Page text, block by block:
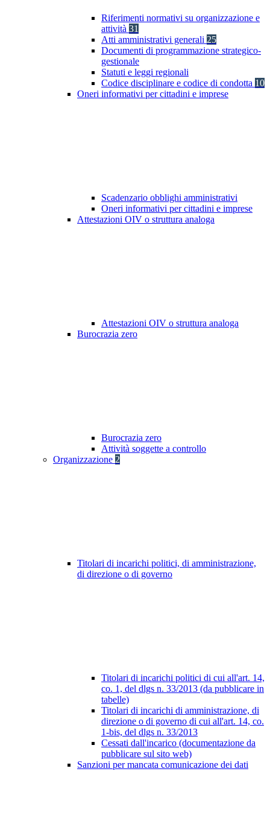
Riferimenti normativi su organizzazione e
attività 31
Atti amministrativi generali 25
Documenti di programmazione strategico-
gestionale
Statuti e leggi regionali
Codice disciplinare e codice di condotta 10
Oneri informativi per cittadini e imprese
Scadenzario obblighi amministrativi
Oneri informativi per cittadini e imprese
Attestazioni OIV o struttura analoga
Attestazioni OIV o struttura analoga
Burocrazia zero
Burocrazia zero
Attività soggette a controllo
Organizzazione 2
Titolari di incarichi politici, di amministrazione,
di direzione o di governo
Titolari di incarichi politici di cui all'art. 14,
co. 1, del dlgs n. 33/2013 (da pubblicare in
tabelle)
Titolari di incarichi di amministrazione, di
direzione o di governo di cui all'art. 14, co.
1-bis, del dlgs n. 33/2013
Cessati dall'incarico (documentazione da
pubblicare sul sito web)
Sanzioni per mancata comunicazione dei dati